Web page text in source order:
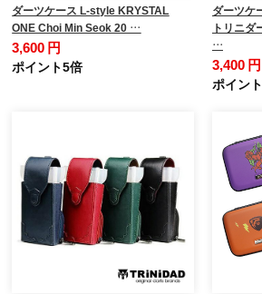
ダーツケース L-style KRYSTAL
ONE Choi Min Seok 20 …
3,600 円
ポイント5倍
ダーツケ
トリニダ
…
3,400 円
ポイン